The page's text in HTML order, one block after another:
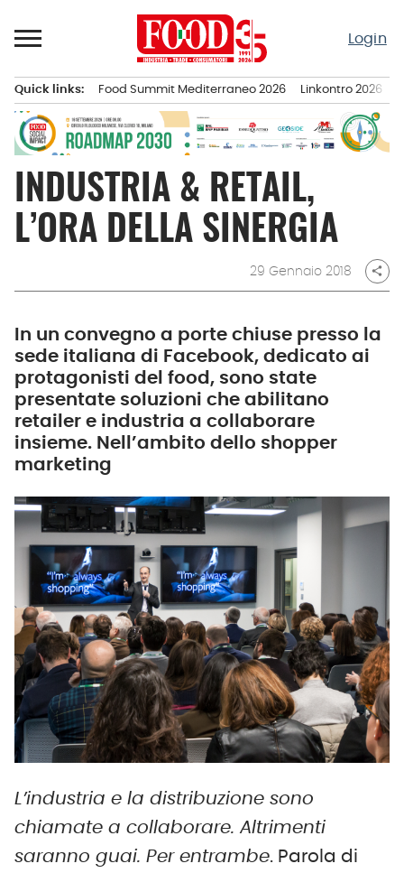
al
Login
principale
Quick links: Food Summit Mediterraneo 2026 Linkontro 2026
INDUSTRIA & RETAIL,
L’ORA DELLA SINERGIA
29 Gennaio 2018 share
In un convegno a porte chiuse presso la
sede italiana di Facebook, dedicato ai
protagonisti del food, sono state
presentate soluzioni che abilitano
retailer e industria a collaborare
insieme. Nell’ambito dello shopper
marketing
L’industria e la distribuzione sono
chiamate a collaborare. Altrimenti
saranno guai. Per entrambe. Parola di